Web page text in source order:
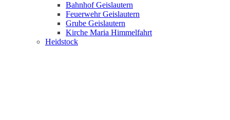
Bahnhof Geislautern
Feuerwehr Geislautern
Grube Geislautern
Kirche Maria Himmelfahrt
Heidstock